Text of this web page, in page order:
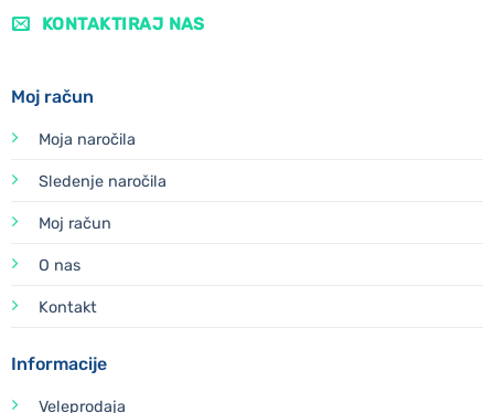
KONTAKTIRAJ NAS
Moj račun
Moja naročila
Sledenje naročila
Moj račun
O nas
Kontakt
Informacije
Veleprodaja